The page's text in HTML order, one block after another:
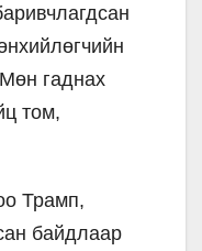
гаднах
том,
Трамп,
байдлаар